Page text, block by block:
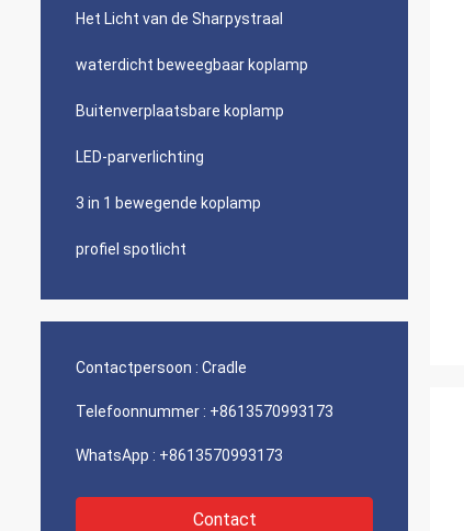
Het Licht van de Sharpystraal
waterdicht beweegbaar koplamp
Buitenverplaatsbare koplamp
LED-parverlichting
3 in 1 bewegende koplamp
profiel spotlicht
Contactpersoon : Cradle
Telefoonnummer : +8613570993173
WhatsApp : +8613570993173
Contact